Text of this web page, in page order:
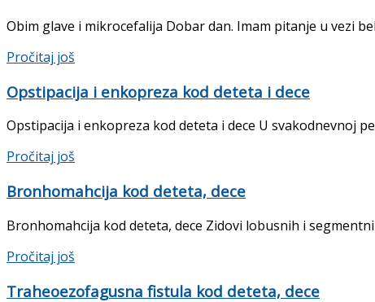
Obim glave i mikrocefalija Dobar dan. Imam pitanje u vezi
Pročitaj još
Opstipacija i enkopreza kod deteta i dece
Opstipacija i enkopreza kod deteta i dece U svakodnevnoj
Pročitaj još
Bronhomahcija kod deteta, dece
Bronhomahcija kod deteta, dece Zidovi lobusnih i
Pročitaj još
Traheoezofagusna fistula kod deteta, dece